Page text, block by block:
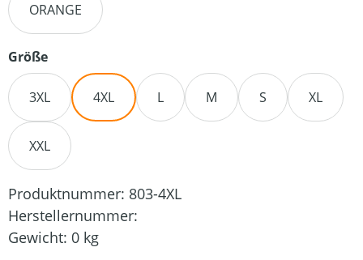
ORANGE
Größeauswählen
3XL 4XL L M S XL
XXL
Produktnummer: 803-4XL
Herstellernummer:
Gewicht: 0 kg